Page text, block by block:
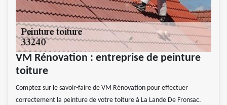
VM Rénovation : entreprise de peinture
toiture
Comptez sur le savoir-faire de VM Rénovation pour effectuer
correctement la peinture de votre toiture à La Lande De Fronsac.